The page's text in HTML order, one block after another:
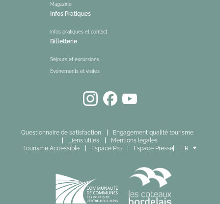
Magazine
Infos Pratiques
Infos pratiques et contact
Billetterie
Séjours et excursions
Événements et visites
Questionnaire de satisfaction
Engagement qualité tourisme
Liens utiles
Mentions légales
Tourisme Accessible
Espace Pro Espace Presse
FR